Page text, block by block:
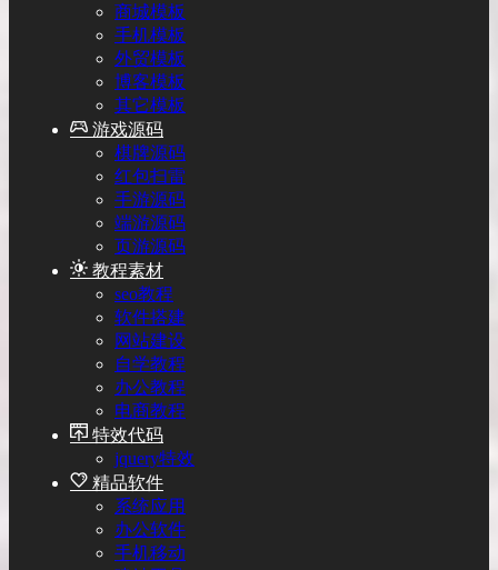
商城模板
手机模板
外贸模板
博客模板
其它模板
游戏源码
棋牌源码
红包扫雷
手游源码
端游源码
页游源码
教程素材
seo教程
软件搭建
网站建设
自学教程
办公教程
电商教程
特效代码
jquery特效
精品软件
系统应用
办公软件
手机移动